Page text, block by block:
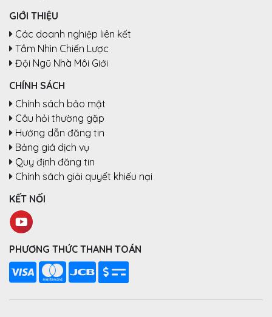
GIỚI THIỆU
Các doanh nghiệp liên kết
Tầm Nhìn Chiến Lược
Đội Ngũ Nhà Môi Giới
CHÍNH SÁCH
Chính sách bảo mật
Câu hỏi thường gặp
Hướng dẫn đăng tin
Bảng giá dịch vụ
Quy định đăng tin
Chính sách giải quyết khiếu nại
KẾT NỐI
PHƯƠNG THỨC THANH TOÁN